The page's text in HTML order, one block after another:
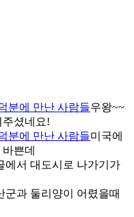
분에 만난 사람들우왕~~
주셨네요!
분에 만난 사람들미국에
쁜데
에서 대도시로 나가기가
군과 둘리양이 어렸을때